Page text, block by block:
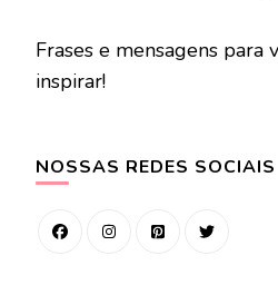
Frases e mensagens para
inspirar!
NOSSAS REDES SOCIAIS